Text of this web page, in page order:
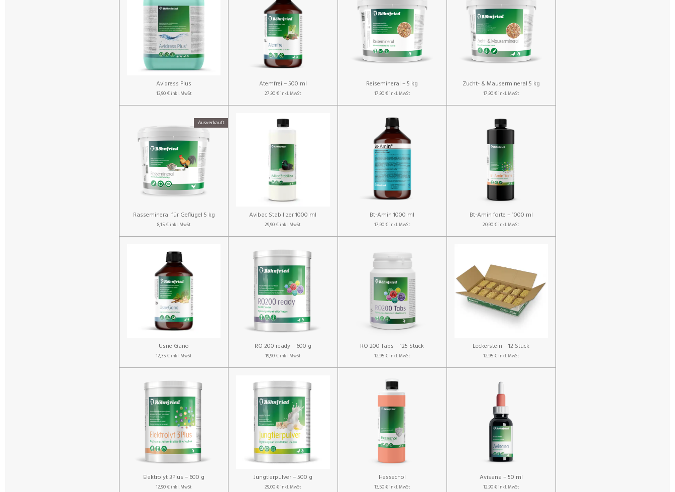
Avidress Plus
13,90 €inkl. MwSt
Atemfrei – 500 ml
27,90 €inkl. MwSt
Reisemineral – 5 kg
17,90 €inkl. MwSt
Zucht- & Mausermineral 5 kg
17,90 €inkl. MwSt
Ausverkauft
Rassemineral für Geflügel 5 kg
8,15 €inkl. MwSt
Avibac Stabilizer 1000 ml
29,90 €inkl. MwSt
Bt-Amin 1000 ml
17,90 €inkl. MwSt
Bt-Amin forte – 1000 ml
20,90 €inkl. MwSt
Usne Gano
12,35 €inkl. MwSt
RO 200 ready – 600 g
19,90 €inkl. MwSt
RO 200 Tabs – 125 Stück
12,95 €inkl. MwSt
Leckerstein – 12 Stück
12,95 €inkl. MwSt
Elektrolyt 3Plus – 600 g
12,90 €inkl. MwSt
Jungtierpulver – 500 g
29,00 €inkl. MwSt
Hessechol
13,50 €inkl. MwSt
Avisana – 50 ml
12,90 €inkl. MwSt